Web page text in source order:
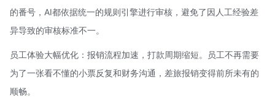
的番号，AI都依据统一的规则引擎进行审核，避免了因人工经验差
异导致的审核标准不一。
员工体验大幅优化：报销流程加速，打款周期缩短。员工不再需要
为了一张看不懂的小票反复和财务沟通，差旅报销变得前所未有的
顺畅。